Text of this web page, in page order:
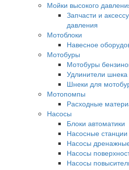
Мойки высокого
Запчасти и
давления
Мотоблоки
Навесное
Мотобуры
Мотобуры
Удлинители
Шнеки для
Мотопомпы
Расходные
Насосы
Блоки автоматики
Насосные станции
Насосы
Насосы
Насосы